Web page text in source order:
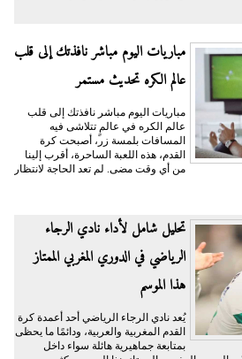
مباريات اليوم مباشر نافذتك إلى قلب
عالم الكره تحديث مستمر
مباريات اليوم مباشر نافذتك إلى قلب
عالم الكره في عالمٍ تتلاشى فيه
المسافات بلمسة زر، أصبحت كرة
القدم، هذه اللعبة الساحرة، أقرب إلينا
من أي وقت مضى. لم تعد الحاجة لانتظار
تحليل شامل لأداء نادي الرجاء
الرياضي في الدوري المغربي الممتاز
هذا الموسم
يُعد نادي الرجاء الرياضي أحد أعمدة كرة
القدم المغربية والعربية، ودائمًا ما يحظى
بمتابعة جماهيرية هائلة سواء داخل